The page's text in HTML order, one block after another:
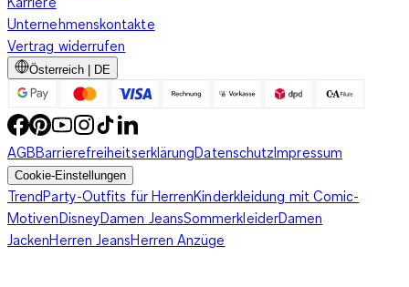
Unternehmenskontakte
Vertrag widerrufen
Österreich | DE
AGBBarrierefreiheitserklärungDatenschutzImpressum
Cookie-Einstellungen
TrendParty-Outfits für HerrenKinderkleidung mit Comic-
MotivenDisneyDamen JeansSommerkleiderDamen
JackenHerren JeansHerren Anzüge